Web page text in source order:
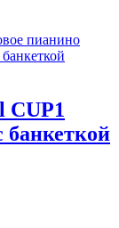
CUP1
банкеткой